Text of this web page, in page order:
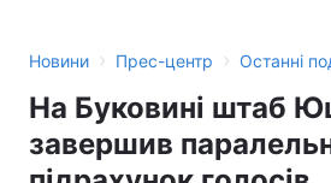
Новини › Прес-центр › Останні
На Буковині штаб
завершив